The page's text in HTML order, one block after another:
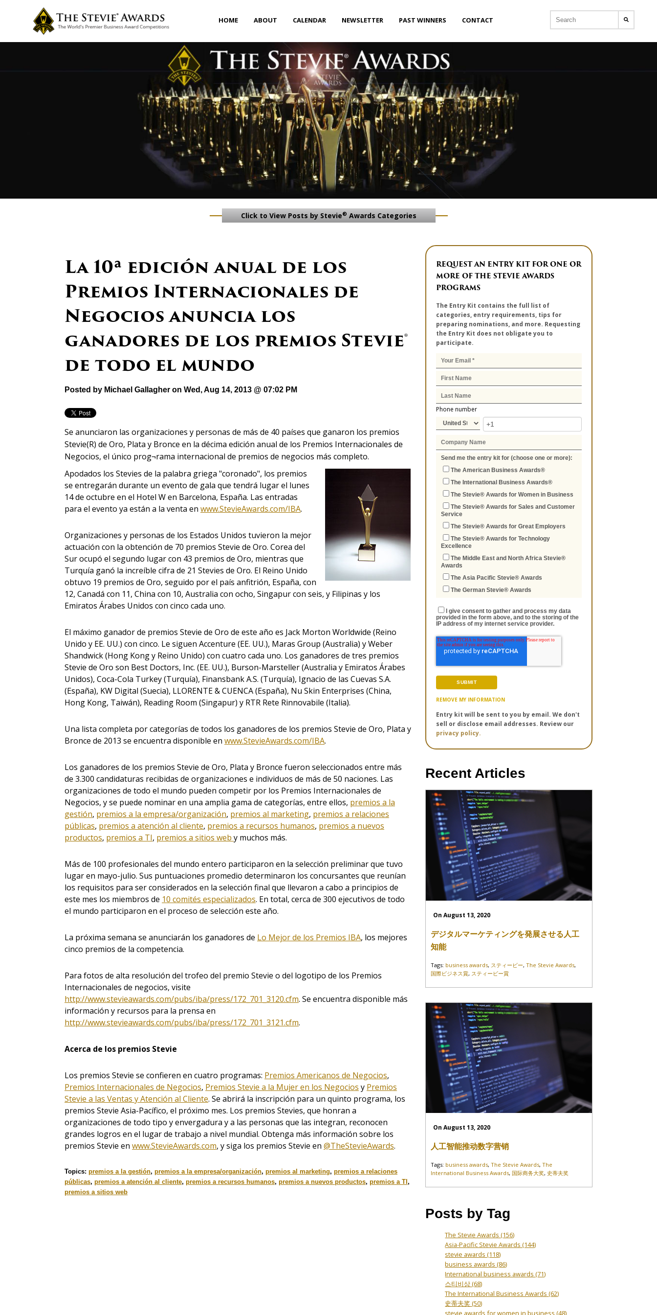
HOME ABOUT CALENDAR NEWSLETTER PAST WINNERS CONTACT
Click to View Posts by Stevie® Awards Categories
La 10ª edición anual de los
Premios Internacionales de
Negocios anuncia los
ganadores de los premios Stevie®
de todo el mundo
Posted by Michael Gallagher on Wed, Aug 14, 2013 @ 07:02 PM
Se anunciaron las organizaciones y personas de más de 40 países que ganaron los premios
Stevie(R) de Oro, Plata y Bronce en la décima edición anual de los Premios Internacionales de
Negocios, el único prog¬rama internacional de premios de negocios más completo.
Apodados los Stevies de la palabra griega "coronado", los premios
se entregarán durante un evento de gala que tendrá lugar el lunes
14 de octubre en el Hotel W en Barcelona, España. Las entradas
para el evento ya están a la venta en www.StevieAwards.com/IBA.
Organizaciones y personas de los Estados Unidos tuvieron la mejor
actuación con la obtención de 70 premios Stevie de Oro. Corea del
Sur ocupó el segundo lugar con 43 premios de Oro, mientras que
Turquía ganó la increíble cifra de 21 Stevies de Oro. El Reino Unido
obtuvo 19 premios de Oro, seguido por el país anfitrión, España, con
12, Canadá con 11, China con 10, Australia con ocho, Singapur con seis, y Filipinas y los
Emiratos Árabes Unidos con cinco cada uno.
El máximo ganador de premios Stevie de Oro de este año es Jack Morton Worldwide (Reino
Unido y EE. UU.) con cinco. Le siguen Accenture (EE. UU.), Maras Group (Australia) y Weber
Shandwick (Hong Kong y Reino Unido) con cuatro cada uno. Los ganadores de tres premios
Stevie de Oro son Best Doctors, Inc. (EE. UU.), Burson-Marsteller (Australia y Emiratos Árabes
Unidos), Coca-Cola Turkey (Turquía), Finansbank A.S. (Turquía), Ignacio de las Cuevas S.A.
(España), KW Digital (Suecia), LLORENTE & CUENCA (España), Nu Skin Enterprises (China,
Hong Kong, Taiwán), Reading Room (Singapur) y RTR Rete Rinnovabile (Italia).
Una lista completa por categorías de todos los ganadores de los premios Stevie de Oro, Plata y
Bronce de 2013 se encuentra disponible en www.StevieAwards.com/IBA.
Los ganadores de los premios Stevie de Oro, Plata y Bronce fueron seleccionados entre más
de 3.300 candidaturas recibidas de organizaciones e individuos de más de 50 naciones. Las
organizaciones de todo el mundo pueden competir por los Premios Internacionales de
Negocios, y se puede nominar en una amplia gama de categorías, entre ellos, premios a la
gestión, premios a la empresa/organización, premios al marketing, premios a relaciones
públicas, premios a atención al cliente, premios a recursos humanos, premios a nuevos
productos, premios a TI, premios a sitios web y muchos más.
Más de 100 profesionales del mundo entero participaron en la selección preliminar que tuvo
lugar en mayo-julio. Sus puntuaciones promedio determinaron los concursantes que reunían
los requisitos para ser considerados en la selección final que llevaron a cabo a principios de
este mes los miembros de 10 comités especializados. En total, cerca de 300 ejecutivos de todo
el mundo participaron en el proceso de selección este año.
La próxima semana se anunciarán los ganadores de Lo Mejor de los Premios IBA, los mejores
cinco premios de la competencia.
Para fotos de alta resolución del trofeo del premio Stevie o del logotipo de los Premios
Internacionales de negocios, visite
http://www.stevieawards.com/pubs/iba/press/172_701_3120.cfm. Se encuentra disponible más
información y recursos para la prensa en
http://www.stevieawards.com/pubs/iba/press/172_701_3121.cfm.
Acerca de los premios Stevie
Los premios Stevie se confieren en cuatro programas: Premios Americanos de Negocios,
Premios Internacionales de Negocios, Premios Stevie a la Mujer en los Negocios y Premios
Stevie a las Ventas y Atención al Cliente. Se abrirá la inscripción para un quinto programa, los
premios Stevie Asia-Pacífico, el próximo mes. Los premios Stevies, que honran a
organizaciones de todo tipo y envergadura y a las personas que las integran, reconocen
grandes logros en el lugar de trabajo a nivel mundial. Obtenga más información sobre los
premios Stevie en www.StevieAwards.com, y siga los premios Stevie en @TheStevieAwards.
Topics: premios a la gestión, premios a la empresa/organización, premios al marketing, premios a relaciones
públicas, premios a atención al cliente, premios a recursos humanos, premios a nuevos productos, premios a TI ,
premios a sitios web
REQUEST AN ENTRY KIT FOR ONE OR
MORE OF THE STEVIE AWARDS
PROGRAMS
The Entry Kit contains the full list of
categories, entry requirements, tips for
preparing nominations, and more. Requesting
the Entry Kit does not obligate you to
participate.
Phone number
Send me the entry kit for (choose one or more):
The American Business Awards®
The International Business Awards®
The Stevie® Awards for Women in Business
The Stevie® Awards for Sales and Customer
Service
The Stevie® Awards for Great Employers
The Stevie® Awards for Technology
Excellence
The Middle East and North Africa Stevie®
Awards
The Asia Pacific Stevie® Awards
The German Stevie® Awards
I give consent to gather and process my data
provided in the form above, and to the storing of the
IP address of my internet service provider.
REMOVE MY INFORMATION
Entry kit will be sent to you by email. We don't
sell or disclose email addresses. Review our
privacy policy.
Recent Articles
On August 13, 2020
デジタルマーケティングを発展させる人工
知能
Tags: business awards, スティービー,The Stevie Awards,
国際ビジネス賞, スティービー賞
On August 13, 2020
人工智能推动数字营销
Tags: business awards,The Stevie Awards,The
International Business Awards,国际商务大奖, 史蒂夫奖
Posts by Tag
The Stevie Awards(156)
Asia-Pacific Stevie Awards(144)
stevie awards(118)
business awards(86)
International business awards(71)
스티비상(68)
The International Business Awards(62)
史蒂夫奖(50)
stevie awards for women in business(48)